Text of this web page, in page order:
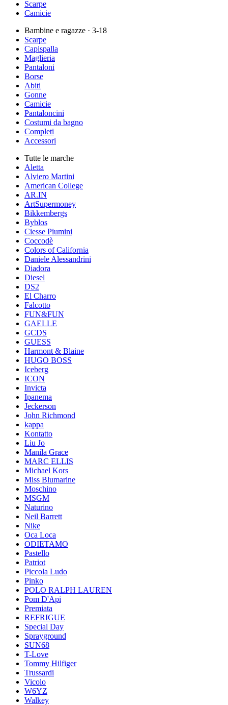
Scarpe
Camicie
Bambine e ragazze · 3-18
Scarpe
Capispalla
Maglieria
Pantaloni
Borse
Abiti
Gonne
Camicie
Pantaloncini
Costumi da bagno
Completi
Accessori
Tutte le marche
Aletta
Alviero Martini
American College
AR.IN
ArtSupermoney
Bikkembergs
Byblos
Ciesse Piumini
Coccodè
Colors of California
Daniele Alessandrini
Diadora
Diesel
DS2
El Charro
Falcotto
FUN&FUN
GAELLE
GCDS
GUESS
Harmont & Blaine
HUGO BOSS
Iceberg
ICON
Invicta
Ipanema
Jeckerson
John Richmond
kappa
Kontatto
Liu Jo
Manila Grace
MARC ELLIS
Michael Kors
Miss Blumarine
Moschino
MSGM
Naturino
Neil Barrett
Nike
Oca Loca
ODIETAMO
Pastello
Patriot
Piccola Ludo
Pinko
POLO RALPH LAUREN
Pom D'Api
Premiata
REFRIGUE
Special Day
Sprayground
SUN68
T-Love
Tommy Hilfiger
Trussardi
Vicolo
W6YZ
Walkey